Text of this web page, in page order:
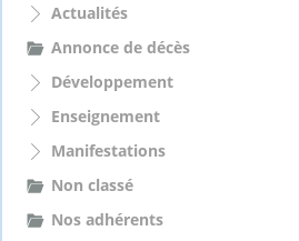
h
r
Actualités
Annonce de décès
Développement
Enseignement
Manifestations
Non classé
Nos adhérents